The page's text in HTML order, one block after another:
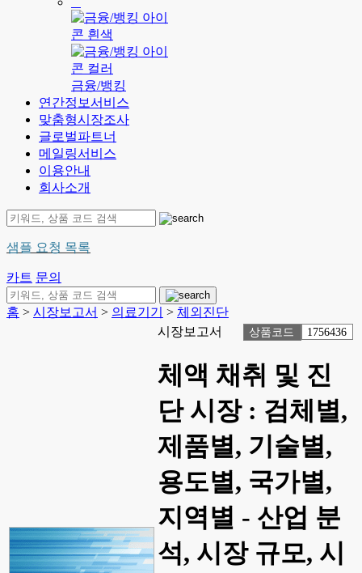
금융/뱅킹
연간정보서비스
맞춤형시장조사
글로벌파트너
메일링서비스
이용안내
회사소개
샘플 요청 목록
카트 문의
홈 > 시장보고서 > 의료기기 > 체외진단
시장보고서
상품코드 1756436
체액 채취 및 진
단 시장 : 검체별,
제품별, 기술별,
용도별, 국가별,
지역별 - 산업 분
석, 시장 규모, 시